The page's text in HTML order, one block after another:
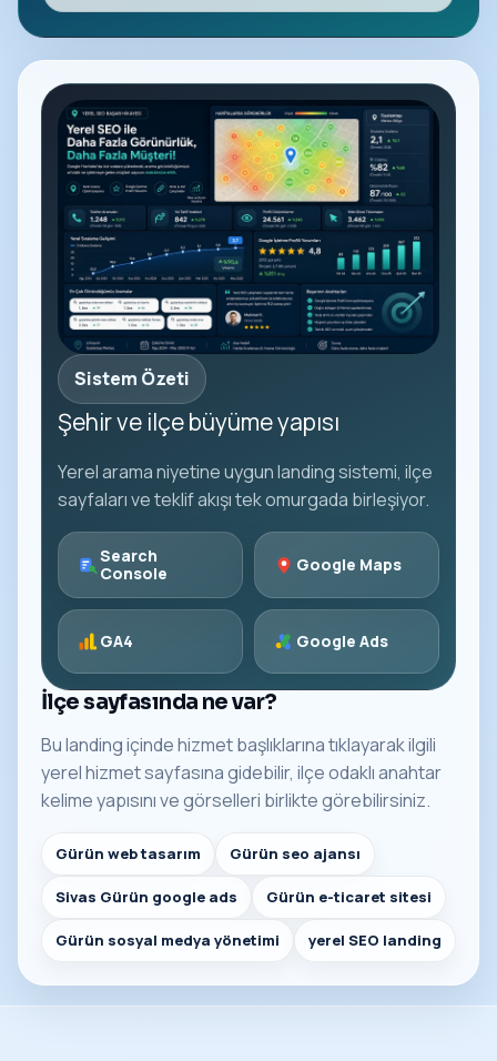
Sistem Özeti
Şehir ve ilçe büyüme yapısı
Yerel arama niyetine uygun landing sistemi, ilçe
sayfaları ve teklif akışı tek omurgada birleşiyor.
Search
Console
Google Maps
GA4 Google Ads
İlçe sayfasında ne var?
Bu landing içinde hizmet başlıklarına tıklayarak ilgili
yerel hizmet sayfasına gidebilir, ilçe odaklı anahtar
kelime yapısını ve görselleri birlikte görebilirsiniz.
Gürün web tasarım Gürün seo ajansı
Sivas Gürün google ads Gürün e-ticaret sitesi
Gürün sosyal medya yönetimi yerel SEO landing